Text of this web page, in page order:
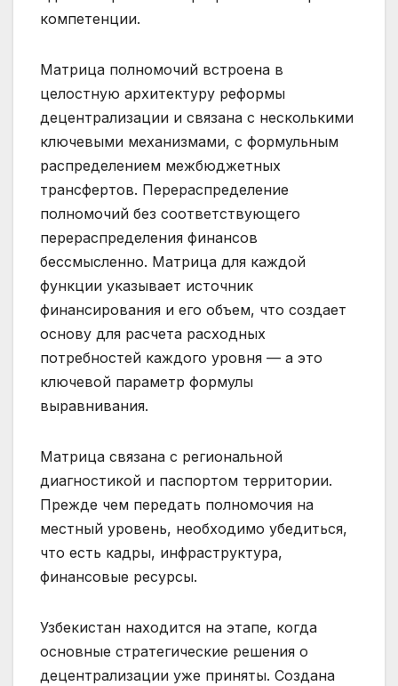
компетенции.
Матрица полномочий встроена в
целостную архитектуру реформы
децентрализации и связана с несколькими
ключевыми механизмами, с формульным
распределением межбюджетных
трансфертов. Перераспределение
полномочий без соответствующего
перераспределения финансов
бессмысленно. Матрица для каждой
функции указывает источник
финансирования и его объем, что создает
основу для расчета расходных
потребностей каждого уровня — а это
ключевой параметр формулы
выравнивания.
Матрица связана с региональной
диагностикой и паспортом территории.
Прежде чем передать полномочия на
местный уровень, необходимо убедиться,
что есть кадры, инфраструктура,
финансовые ресурсы.
Узбекистан находится на этапе, когда
основные стратегические решения о
децентрализации уже приняты. Создана